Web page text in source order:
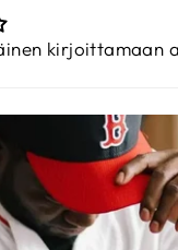
kirjoittamaan